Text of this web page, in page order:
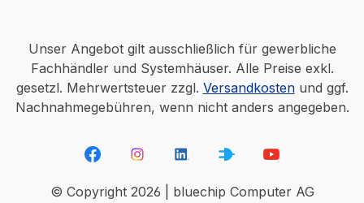
Unser Angebot gilt ausschließlich für gewerbliche
Fachhändler und Systemhäuser. Alle Preise exkl.
gesetzl. Mehrwertsteuer zzgl. Versandkostenund ggf.
Nachnahmegebühren, wenn nicht anders angegeben.
© Copyright 2026 | bluechip Computer AG